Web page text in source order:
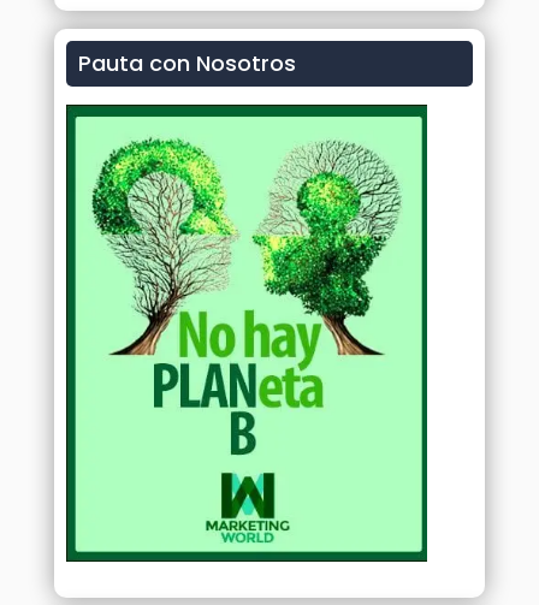
Pauta con Nosotros